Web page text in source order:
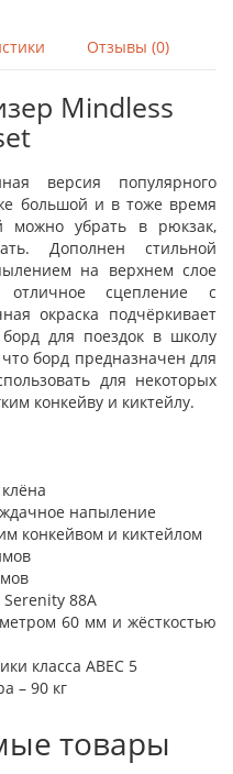
Отзывы (0)
Mindless
версия популярного
большой и в тоже время
можно убрать в рюкзак,
Дополнен стильной
на верхнем слое
отличное сцепление с
окраска подчёркивает
для поездок в школу
борд предназначен для
для некоторых
конкейву и киктейлу.
напыление
конкейвом и киктейлом
88A
60 мм и жёсткостью
класса ABEC 5
– 90 кг
товары